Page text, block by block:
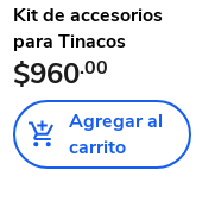
Kit de accesorios
para Tinacos
$960.00
Agregar al
carrito